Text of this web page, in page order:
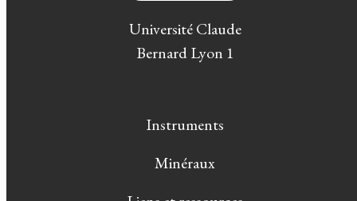
Université Claude
Bernard Lyon 1
Instruments
Minéraux